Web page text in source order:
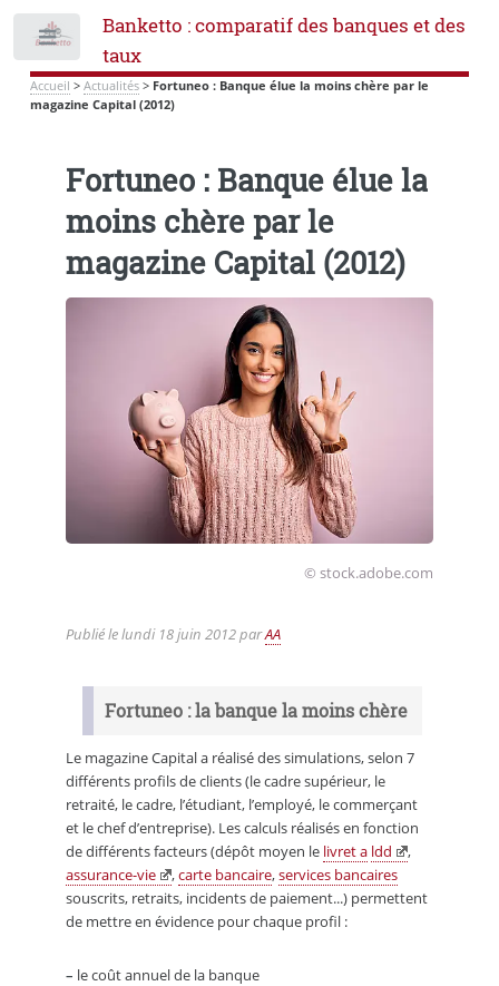
Banketto : comparatif des banques et des
taux
Accueil > Actualités> Fortuneo : Banque élue la moins chère par le
magazine Capital (2012)
Fortuneo : Banque élue la
moins chère par le
magazine Capital (2012)
© stock.adobe.com
Publié lelundi 18 juin 2012parAA
Fortuneo : la banque la moins chère
Le magazine Capital a réalisé des simulations, selon 7
différents profils de clients (le cadre supérieur, le
retraité, le cadre, l’étudiant, l’employé, le commerçant
et le chef d’entreprise). Les calculs réalisés en fonction
de différents facteurs (dépôt moyen le livret a ldd
,
assurance-vie
,carte bancaire,services bancaires
souscrits, retraits, incidents de paiement...) permettent
de mettre en évidence pour chaque profil :
– le coût annuel de la banque